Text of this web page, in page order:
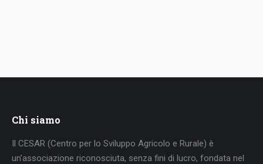
Chi siamo
Il CESAR (Centro per lo Sviluppo Agricolo e Rurale) è
un’associazione riconosciuta, senza fini di lucro, fondata nel